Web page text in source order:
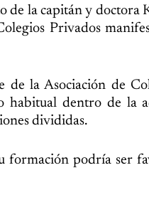
de la capitán y doctora
Privados
de la Asociación de
habitual dentro de
divididas.
formación podría ser